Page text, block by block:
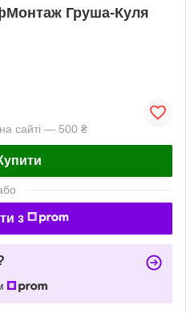
Груша-Куля
сайті — 500 ₴
з